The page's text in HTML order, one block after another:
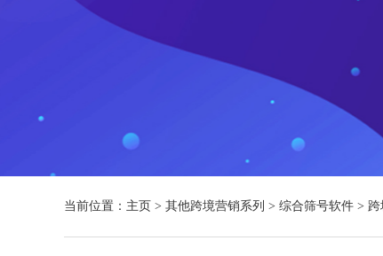
当前位置： 主页 > 其他跨境营销系列 > 综合筛号软件 > 跨